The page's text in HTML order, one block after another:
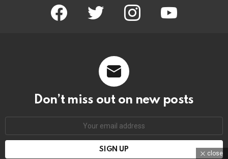
facebook twitter instagram youtube
Don’t miss out on new posts
close